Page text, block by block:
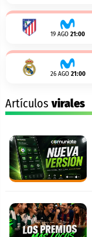
19 AGO 21:00
26 AGO 21:00
Artículosvirales